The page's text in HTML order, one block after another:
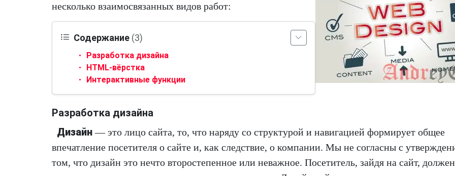
несколько взаимосвязанных видов работ:
Содержание (3)
Разработка дизайна
HTML-вёрстка
Интерактивные функции
Разработка дизайна
Дизайн — это лицо сайта, то, что наряду со структурой и навигацией формирует общее
впечатление посетителя о сайте и, как следствие, о компании. Мы не согласны с
том, что дизайн это нечто второстепенное или неважное. Посетитель, зайдя на сайт, должен